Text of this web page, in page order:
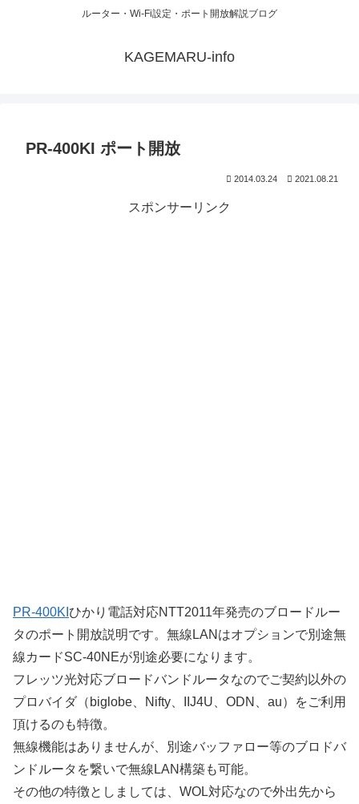
ルーター・Wi-Fi設定・ポート開放解説ブログ
KAGEMARU-info
PR-400KI ポート開放
2014.03.24 2021.08.21
スポンサーリンク
PR-400KI ひかり電話対応NTT2011年発売のブロードルー
タのポート開放説明です。無線LANはオプションで別途無
線カードSC-40NEが別途必要になります。
フレッツ光対応ブロードバンドルータなのでご契約以外の
プロバイダ（biglobe、Nifty、IIJ4U、ODN、au）をご利用
頂けるのも特徴。
無線機能はありませんが、別途バッファロー等のブロドバ
ンドルータを繋いで無線LAN構築も可能。
その他の特徴としましては、WOL対応なので外出先から